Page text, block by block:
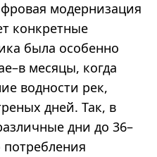
модернизация
конкретные
была особенно
месяцы, когда
водности рек,
дней. Так, в
дни до 36–